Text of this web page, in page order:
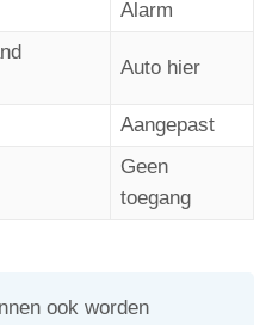
Alarm
Auto hier
Aangepast
Geen
toegang
ook worden